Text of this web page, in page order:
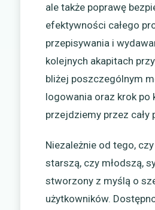
ale także poprawę
efektywności całego
przepisywania i
kolejnych akapitach
bliżej poszczególnym
logowania oraz krok po
przejdziemy przez cały
Niezależnie od tego,
starszą, czy młodszą,
stworzony z myślą o
użytkowników.